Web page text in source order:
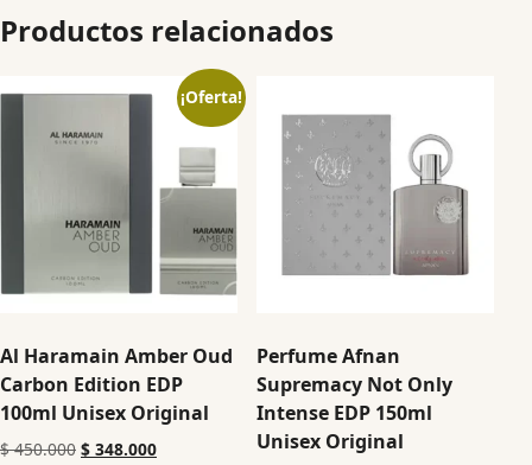
Productos relacionados
¡Oferta!
Al Haramain Amber Oud
Carbon Edition EDP
100ml Unisex Original
$450.000 $ 348.000
Perfume Afnan
Supremacy Not Only
Intense EDP 150ml
Unisex Original